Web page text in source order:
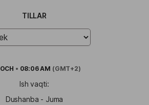
TILLAR
OCH • 08:06 AM (GMT+2)
Ish vaqti:
Dushanba - Juma